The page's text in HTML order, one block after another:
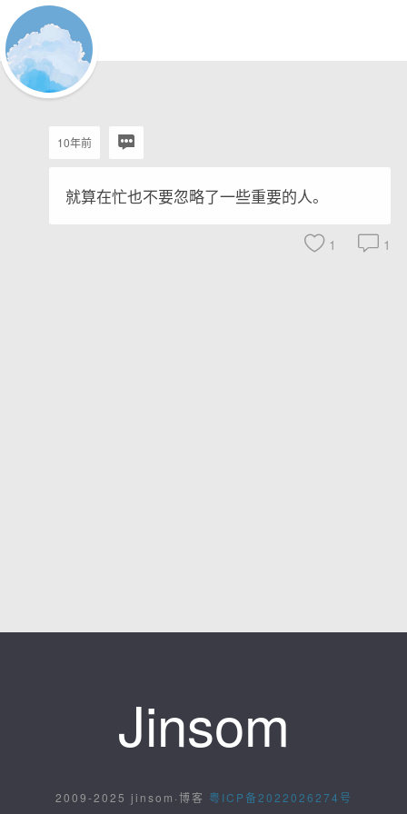
10年前
就算在忙也不要忽略了一些重要的人。
1 1
Jinsom
2009-2025 jinsom·博客 粤ICP备2022026274号